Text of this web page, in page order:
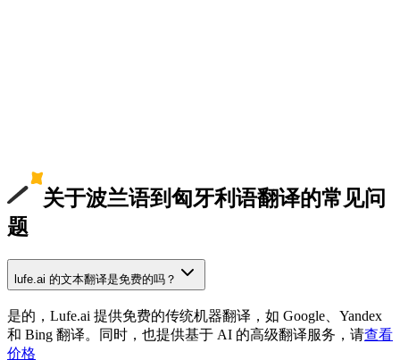
关于波兰语到匈牙利语翻译的常见问
题
lufe.ai 的文本翻译是免费的吗？
是的，Lufe.ai 提供免费的传统机器翻译，如 Google、Yandex
和 Bing 翻译。同时，也提供基于 AI 的高级翻译服务，请查看
价格